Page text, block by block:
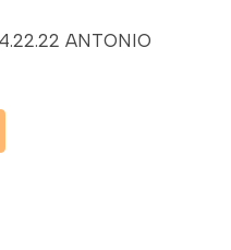
ANTONIO